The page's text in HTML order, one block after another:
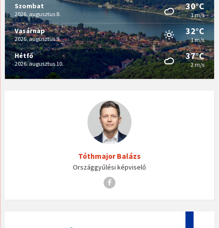
Szombat
2026. augusztus 8.
30°C
1 m/s
Vasárnap
2026. augusztus 9.
32°C
1 m/s
Hétfő
2026. augusztus 10.
37°C
2 m/s
Tóthmajor Balázs
Országgyűlési képviselő
Facebook